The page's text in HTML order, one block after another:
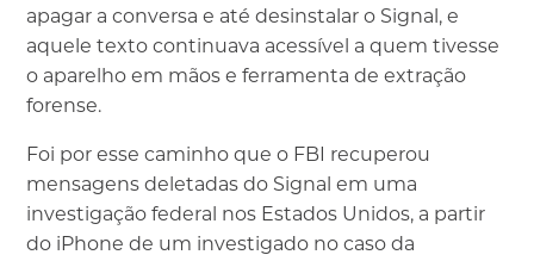
apagar a conversa e até desinstalar o Signal, e
aquele texto continuava acessível a quem tivesse
o aparelho em mãos e ferramenta de extração
forense.
Foi por esse caminho que o FBI recuperou
mensagens deletadas do Signal em uma
investigação federal nos Estados Unidos, a partir
do iPhone de um investigado no caso da